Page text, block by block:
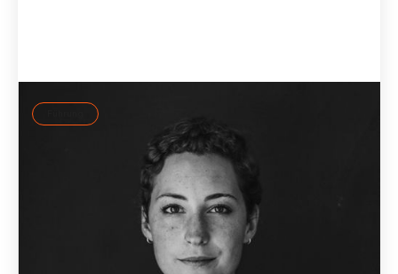
Selbstregulation: Wie Führungskräfte bewusst
statt reaktiv führen
Warum Disziplin und Selbstkontrolle im Stress versagen
und wie Führungskräfte mit Selbstregulation, ID37 Profil
und KI-Coach Jay bewusst statt reaktiv führen.